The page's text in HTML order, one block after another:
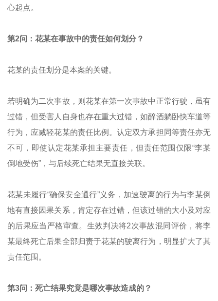
心起点。
第2问：花某在事故中的责任如何划分？
花某的责任划分是本案的关键。
若明确为二次事故，则花某在第一次事故中正常行驶，虽有
过错，但受害人自身也存在重大过错，如醉酒躺卧快车道等
行为，应减轻花某的责任比例。认定双方承担同等责任亦无
不可，即使认定花某承担主要责任，但责任范围仅限“李某
倒地受伤”，与后续死亡结果无直接关联。
花某未履行“确保安全通行”义务，加速驶离的行为与李某倒
地有直接因果关系，肯定存在过错，但该过错的大小及对应
的后果应当严格审查。生效判决将2次事故混同评价，将李
某最终死亡后果全部归责于花某的驶离行为，明显扩大了其
责任范围。
第3问：死亡结果究竟是哪次事故造成的？